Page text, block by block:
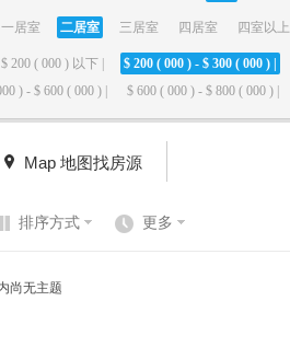
一居室 二居室 三居室 四居室 四室以上
$ 200 ( 000 ) 以下 | $ 200 ( 000 ) - $ 300 ( 000 ) |
) - $ 600 ( 000 ) |
$ 600 ( 000 ) - $ 800 ( 000 ) |
Map 地图找房源
排序方式 更多
尚无主题